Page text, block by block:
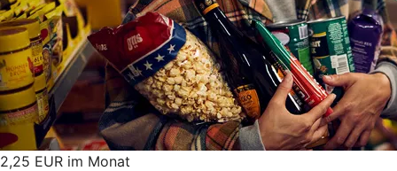
2,25 EUR im Monat